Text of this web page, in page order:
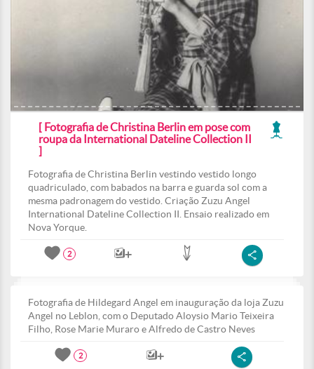
[ Fotografia de Christina Berlin em pose com
roupa da International Dateline Collection II
]
Fotografia de Christina Berlin vestindo vestido longo
quadriculado, com babados na barra e guarda sol com a
mesma padronagem do vestido. Criação Zuzu Angel
International Dateline Collection II. Ensaio realizado em
Nova Yorque.
2
Fotografia de Hildegard Angel em inauguração da loja Zuzu
Angel no Leblon, com o Deputado Aloysio Mario Teixeira
Filho, Rose Marie Muraro e Alfredo de Castro Neves
2